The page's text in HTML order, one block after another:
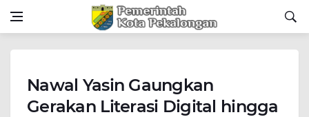
Nawal Yasin Gaungkan
Gerakan Literasi Digital hingga